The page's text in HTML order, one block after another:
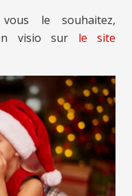
le souhaitez,
visio sur le site